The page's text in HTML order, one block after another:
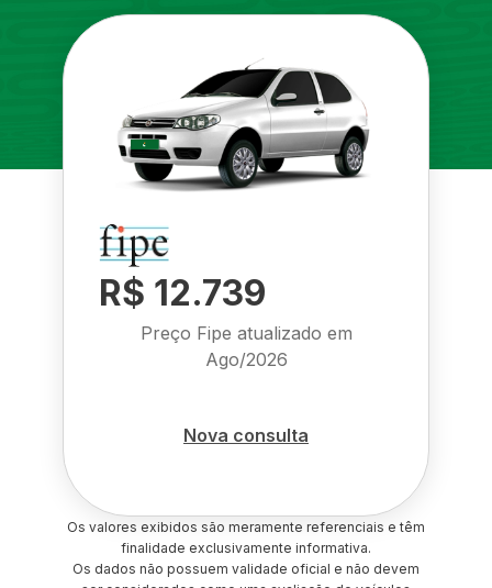
R$ 12.739
Preço Fipe atualizado em
Ago/2026
Nova consulta
Os valores exibidos são meramente referenciais e têm
finalidade exclusivamente informativa.
Os dados não possuem validade oficial e não devem